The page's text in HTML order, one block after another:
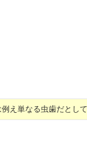
え単なる虫歯だとし